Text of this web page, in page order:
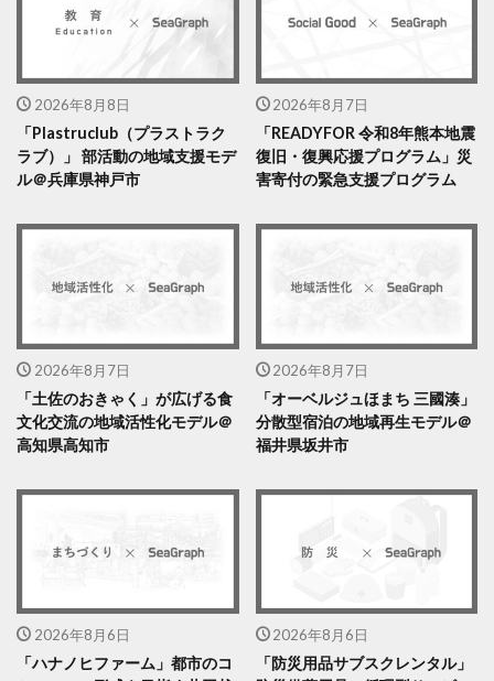
2026年8月8日
「Plastruclub（プラストラク
ラブ）」 部活動の地域支援モデ
ル＠兵庫県神戸市
2026年8月7日
「READYFOR 令和8年熊本地震
復旧・復興応援プログラム」災
害寄付の緊急支援プログラム
2026年8月7日
「土佐のおきゃく」が広げる食
文化交流の地域活性化モデル＠
高知県高知市
2026年8月7日
「オーベルジュほまち 三國湊」
分散型宿泊の地域再生モデル＠
福井県坂井市
2026年8月6日
「ハナノヒファーム」都市のコ
2026年8月6日
「防災用品サブスクレンタル」